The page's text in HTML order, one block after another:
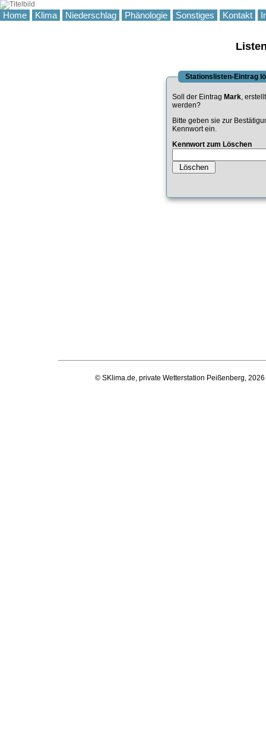
Home Klima Niederschlag Phänologie Sonstiges Kontakt
Stationslisten-Eintrag
Soll der Eintrag Mark,
werden?
Bitte geben sie zur
Kennwort ein.
Kennwort zum Löschen
© SKlima.de, private Wetterstation Peißenberg,